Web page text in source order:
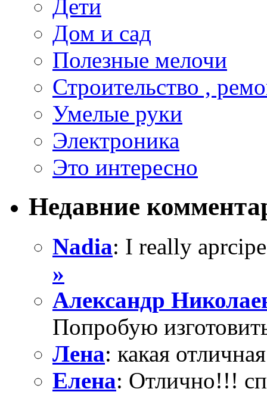
Дети
Дом и сад
Полезные мелочи
Строительство ,
Умелые руки
Электроника
Это интересно
Недавние
Nadia: I really
»
Александр
Попробую
Лена: какая
Елена: Отлично!!!